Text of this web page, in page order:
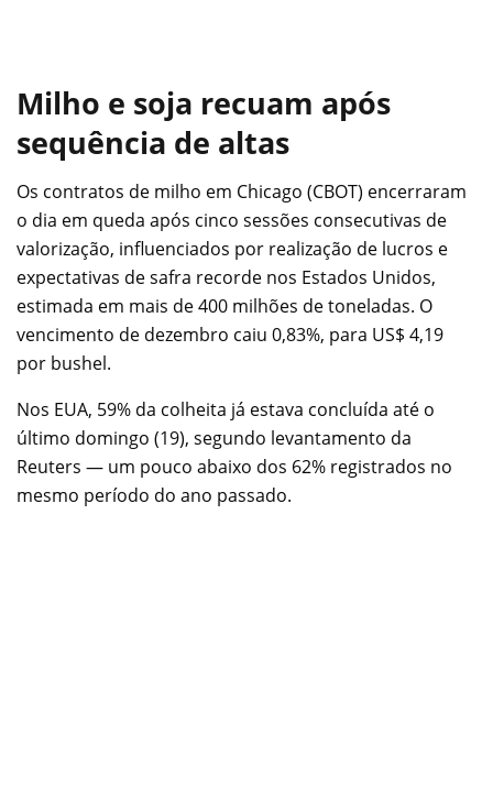
Milho e soja recuam após
sequência de altas
Os contratos de milho em Chicago (CBOT) encerraram
o dia em queda após cinco sessões consecutivas de
valorização, influenciados por realização de lucros e
expectativas de safra recorde nos Estados Unidos,
estimada em mais de 400 milhões de toneladas. O
vencimento de dezembro caiu 0,83%, para US$ 4,19
por bushel.
Nos EUA, 59% da colheita já estava concluída até o
último domingo (19), segundo levantamento da
Reuters — um pouco abaixo dos 62% registrados no
mesmo período do ano passado.